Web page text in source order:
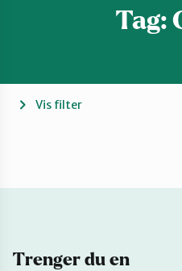
Forbehold
Mitt navn
Tag:
Vis filter
Trenger du en